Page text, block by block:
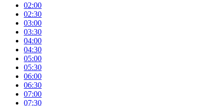
02:00
02:30
03:00
03:30
04:00
04:30
05:00
05:30
06:00
06:30
07:00
07:30